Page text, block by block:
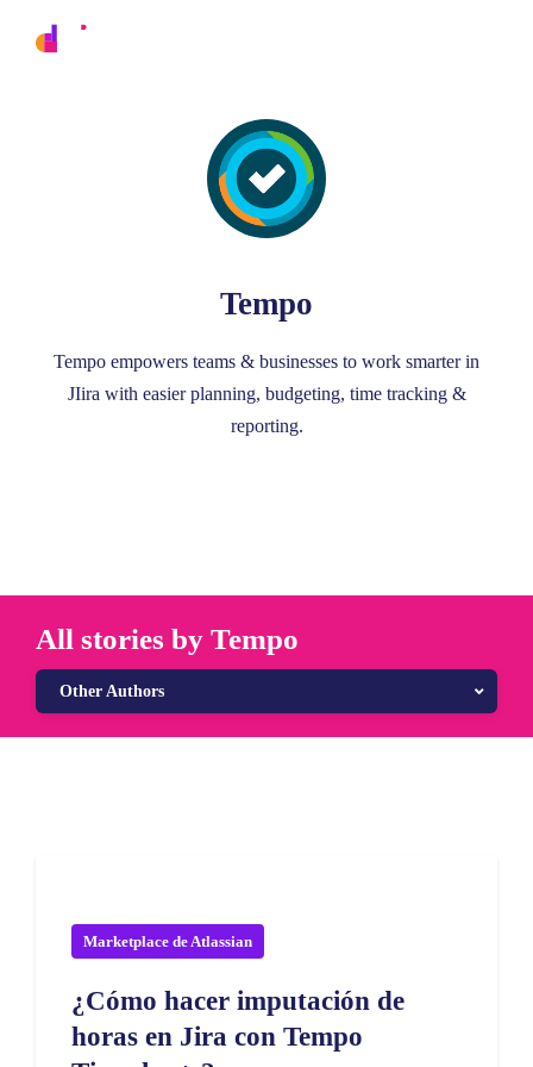
Tempo
Tempo empowers teams & businesses to work smarter in
JIira with easier planning, budgeting, time tracking &
reporting.
All stories by Tempo
Other Authors
Marketplace de Atlassian
¿Cómo hacer imputación de
horas en Jira con Tempo